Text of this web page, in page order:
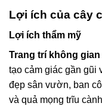
Lợi ích của cây
Lợi ích thẩm mỹ
Trang trí không
tạo cảm giác gần gũi
đẹp sân vườn, ban
và quả mọng trĩu